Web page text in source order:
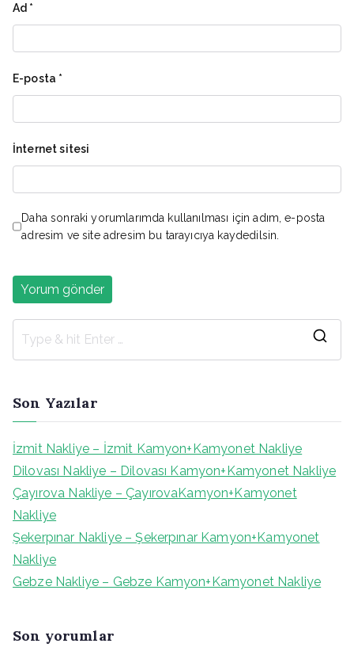
Ad *
E-posta *
İnternet sitesi
Daha sonraki yorumlarımda kullanılması için adım, e-posta
adresim ve site adresim bu tarayıcıya kaydedilsin.
Son Yazılar
İzmit Nakliye – İzmit Kamyon+Kamyonet Nakliye
Dilovası Nakliye – Dilovası Kamyon+Kamyonet Nakliye
Çayırova Nakliye – ÇayırovaKamyon+Kamyonet
Nakliye
Şekerpınar Nakliye – Şekerpınar Kamyon+Kamyonet
Nakliye
Gebze Nakliye – Gebze Kamyon+Kamyonet Nakliye
Son yorumlar